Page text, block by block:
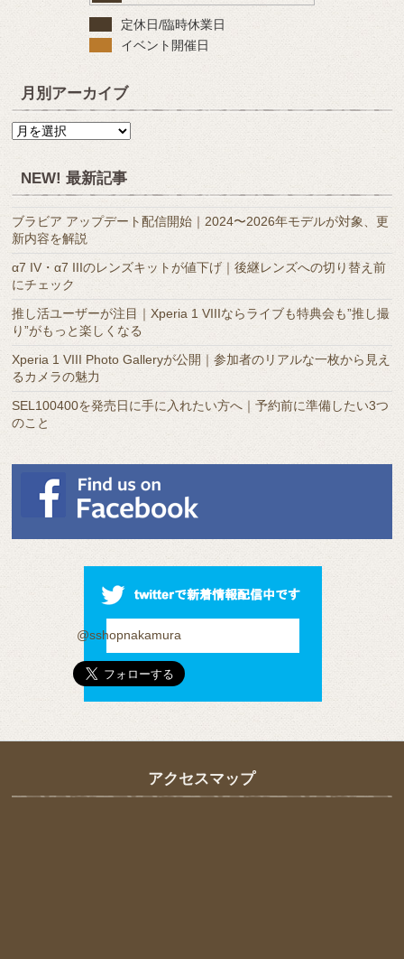
定休日/臨時休業日
イベント開催日
月別アーカイブ
月
ー
カ
イ
ブ
NEW! 最新記事
ブラビア アップデート配信開始｜2024〜2026年モデルが対象、更
新内容を解説
α7 IV・α7 IIIのレンズキットが値下げ｜後継レンズへの切り替え前
にチェック
推し活ユーザーが注目｜Xperia 1 VIIIならライブも特典会も”推し撮
り”がもっと楽しくなる
Xperia 1 VIII Photo Galleryが公開｜参加者のリアルな一枚から見え
るカメラの魅力
SEL100400を発売日に手に入れたい方へ｜予約前に準備したい3つ
のこと
@sshopnakamura
アクセスマップ